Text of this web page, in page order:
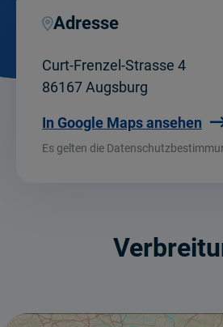
Adresse
Curt-Frenzel-Strasse 4
86167 Augsburg
In Google Maps ansehen
Es gelten die